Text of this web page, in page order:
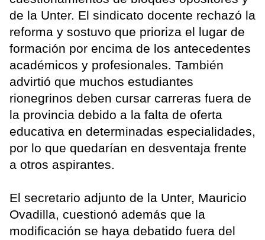
de la Unter. El sindicato docente rechazó la
reforma y sostuvo que prioriza el lugar de
formación por encima de los antecedentes
académicos y profesionales. También
advirtió que muchos estudiantes
rionegrinos deben cursar carreras fuera de
la provincia debido a la falta de oferta
educativa en determinadas especialidades,
por lo que quedarían en desventaja frente
a otros aspirantes.
El secretario adjunto de la Unter, Mauricio
Ovadilla, cuestionó además que la
modificación se haya debatido fuera del